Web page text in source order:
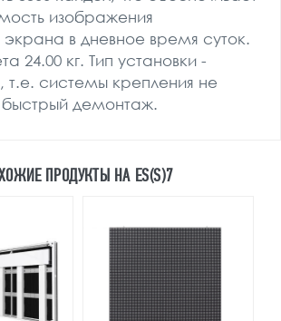
изображения
экрана в дневное время суток.
24.00 кг. Тип установки -
т.е. системы крепления не
демонтаж.
ПРОДУКТЫ НА ES(S)7